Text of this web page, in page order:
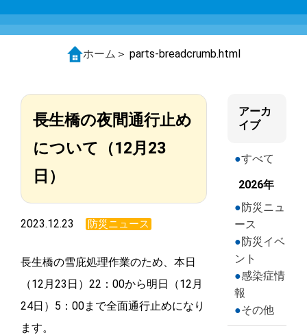
ホーム ＞ parts-breadcrumb.html
長生橋の夜間通行止め
について（12月23
日）
2023.12.23 防災ニュース
長生橋の雪庇処理作業のため、本日
（12月23日）22：00から明日（12月
24日）5：00まで全面通行止めになり
ます。
アーカ
イブ
すべて
2026年
防災ニュ
ース
防災イベ
ント
感染症情
報
その他